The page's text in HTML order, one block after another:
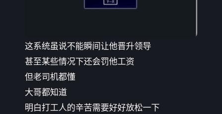
这系统虽说不能瞬间让他晋升领导
甚至某些情况下还会罚他工资
但老司机都懂
大哥都知道
明白打工人的辛苦需要好好放松一下